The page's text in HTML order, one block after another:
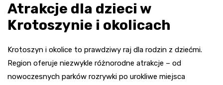
Atrakcje dla dzieci w
Krotoszynie i okolicach
Krotoszyn i okolice to prawdziwy raj dla rodzin z dziećmi.
Region oferuje niezwykle różnorodne atrakcje – od
nowoczesnych parków rozrywki po urokliwe miejsca